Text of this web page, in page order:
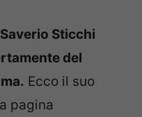
Sticchi
del
Ecco il suo
pagina